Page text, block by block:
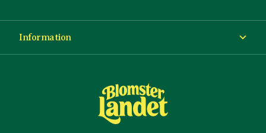
Information
Köp- och leveransvillkor